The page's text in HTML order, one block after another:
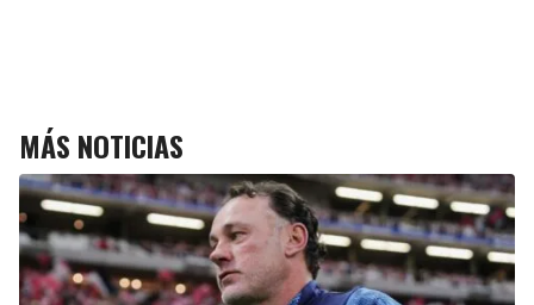
MÁS NOTICIAS